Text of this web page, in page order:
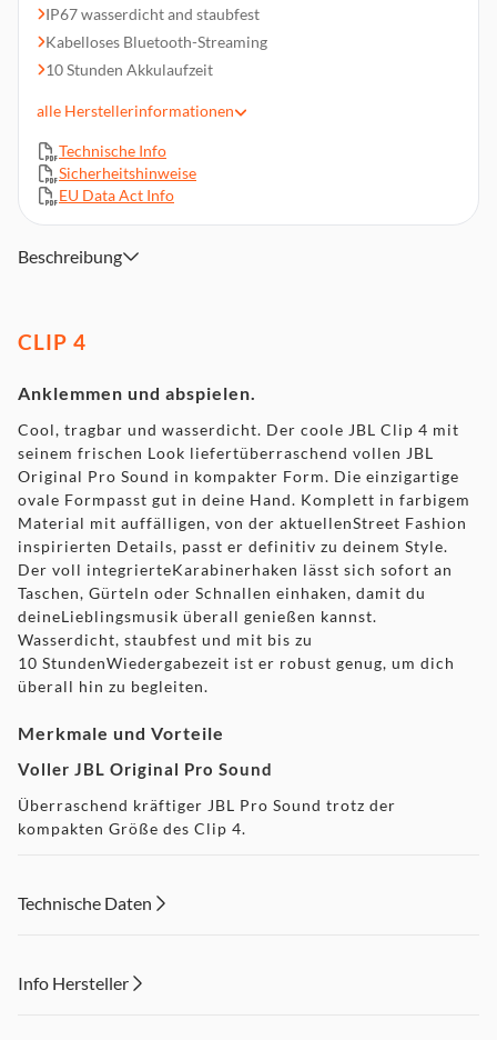
IP67 wasserdicht and staubfest
Kabelloses Bluetooth-Streaming
10 Stunden Akkulaufzeit
alle Herstellerinformationen
Technische Info
Sicherheitshinweise
EU Data Act Info
Beschreibung
CLIP 4
Anklemmen und abspielen.
Cool, tragbar und wasserdicht. Der coole JBL Clip 4 mit
seinem frischen Look liefertüberraschend vollen JBL
Original Pro Sound in kompakter Form. Die einzigartige
ovale Formpasst gut in deine Hand. Komplett in farbigem
Material mit auffälligen, von der aktuellenStreet Fashion
inspirierten Details, passt er definitiv zu deinem Style.
Der voll integrierteKarabinerhaken lässt sich sofort an
Taschen, Gürteln oder Schnallen einhaken, damit du
deineLieblingsmusik überall genießen kannst.
Wasserdicht, staubfest und mit bis zu
10 StundenWiedergabezeit ist er robust genug, um dich
überall hin zu begleiten.
Merkmale und Vorteile
Voller JBL Original Pro Sound
Überraschend kräftiger JBL Pro Sound trotz der
kompakten Größe des Clip 4.
Das ultra-tragbare Design des JBL Clip 4 passt gut zu den
Technische Daten
Info Hersteller